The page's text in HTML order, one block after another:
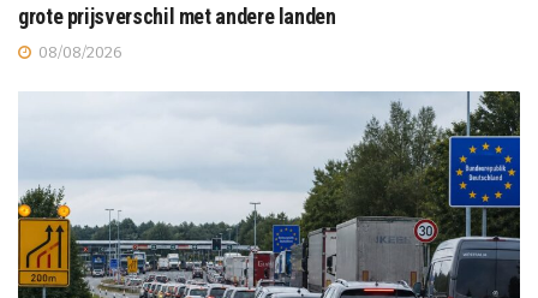
grote prijsverschil met andere landen
08/08/2026